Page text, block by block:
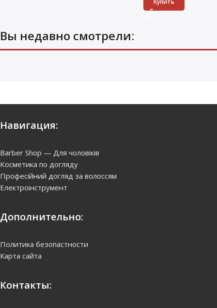
Вы недавно смотрели:
Навигация:
Barber Shop — Для чоловіків
Kосметика по догляду
Професійний догляд за волоссям
Електроінструмент
Дополнительно:
Политика безопастности
Карта сайта
Контакты: